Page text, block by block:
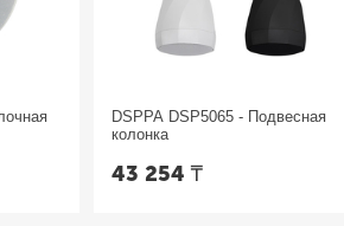
DSPPA DSP5065 - Подвесная
колонка
43 254 ₸